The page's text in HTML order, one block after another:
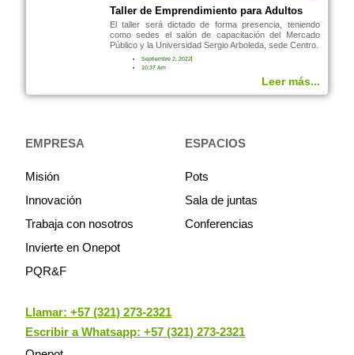
Taller de Emprendimiento para Adultos
El taller será dictado de forma presencia, teniendo
como sedes el salón de capacitación del Mercado
Público y la Universidad Sergio Arboleda, sede Centro.
Septiembre 2, 2022
10:37 Am
Leer más...
EMPRESA
Misión
Innovación
Trabaja con nosotros
Invierte en Onepot
PQR&F
ESPACIOS
Pots
Sala de juntas
Conferencias
Llamar:+57 (321) 273-2321
Escribir a Whatsapp: +57 (321) 273-2321